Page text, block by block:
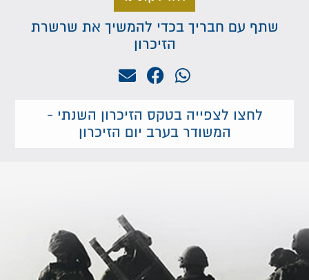
שתף עם חבריך בכדי להמשיך את שרשרת
הזיכרון
לחצו לצפייה בטקס הזיכרון השנתי -
המשודר בערב יום הזיכרון